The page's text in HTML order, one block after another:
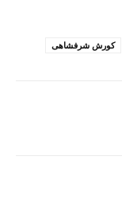
کورش شرفشاهی